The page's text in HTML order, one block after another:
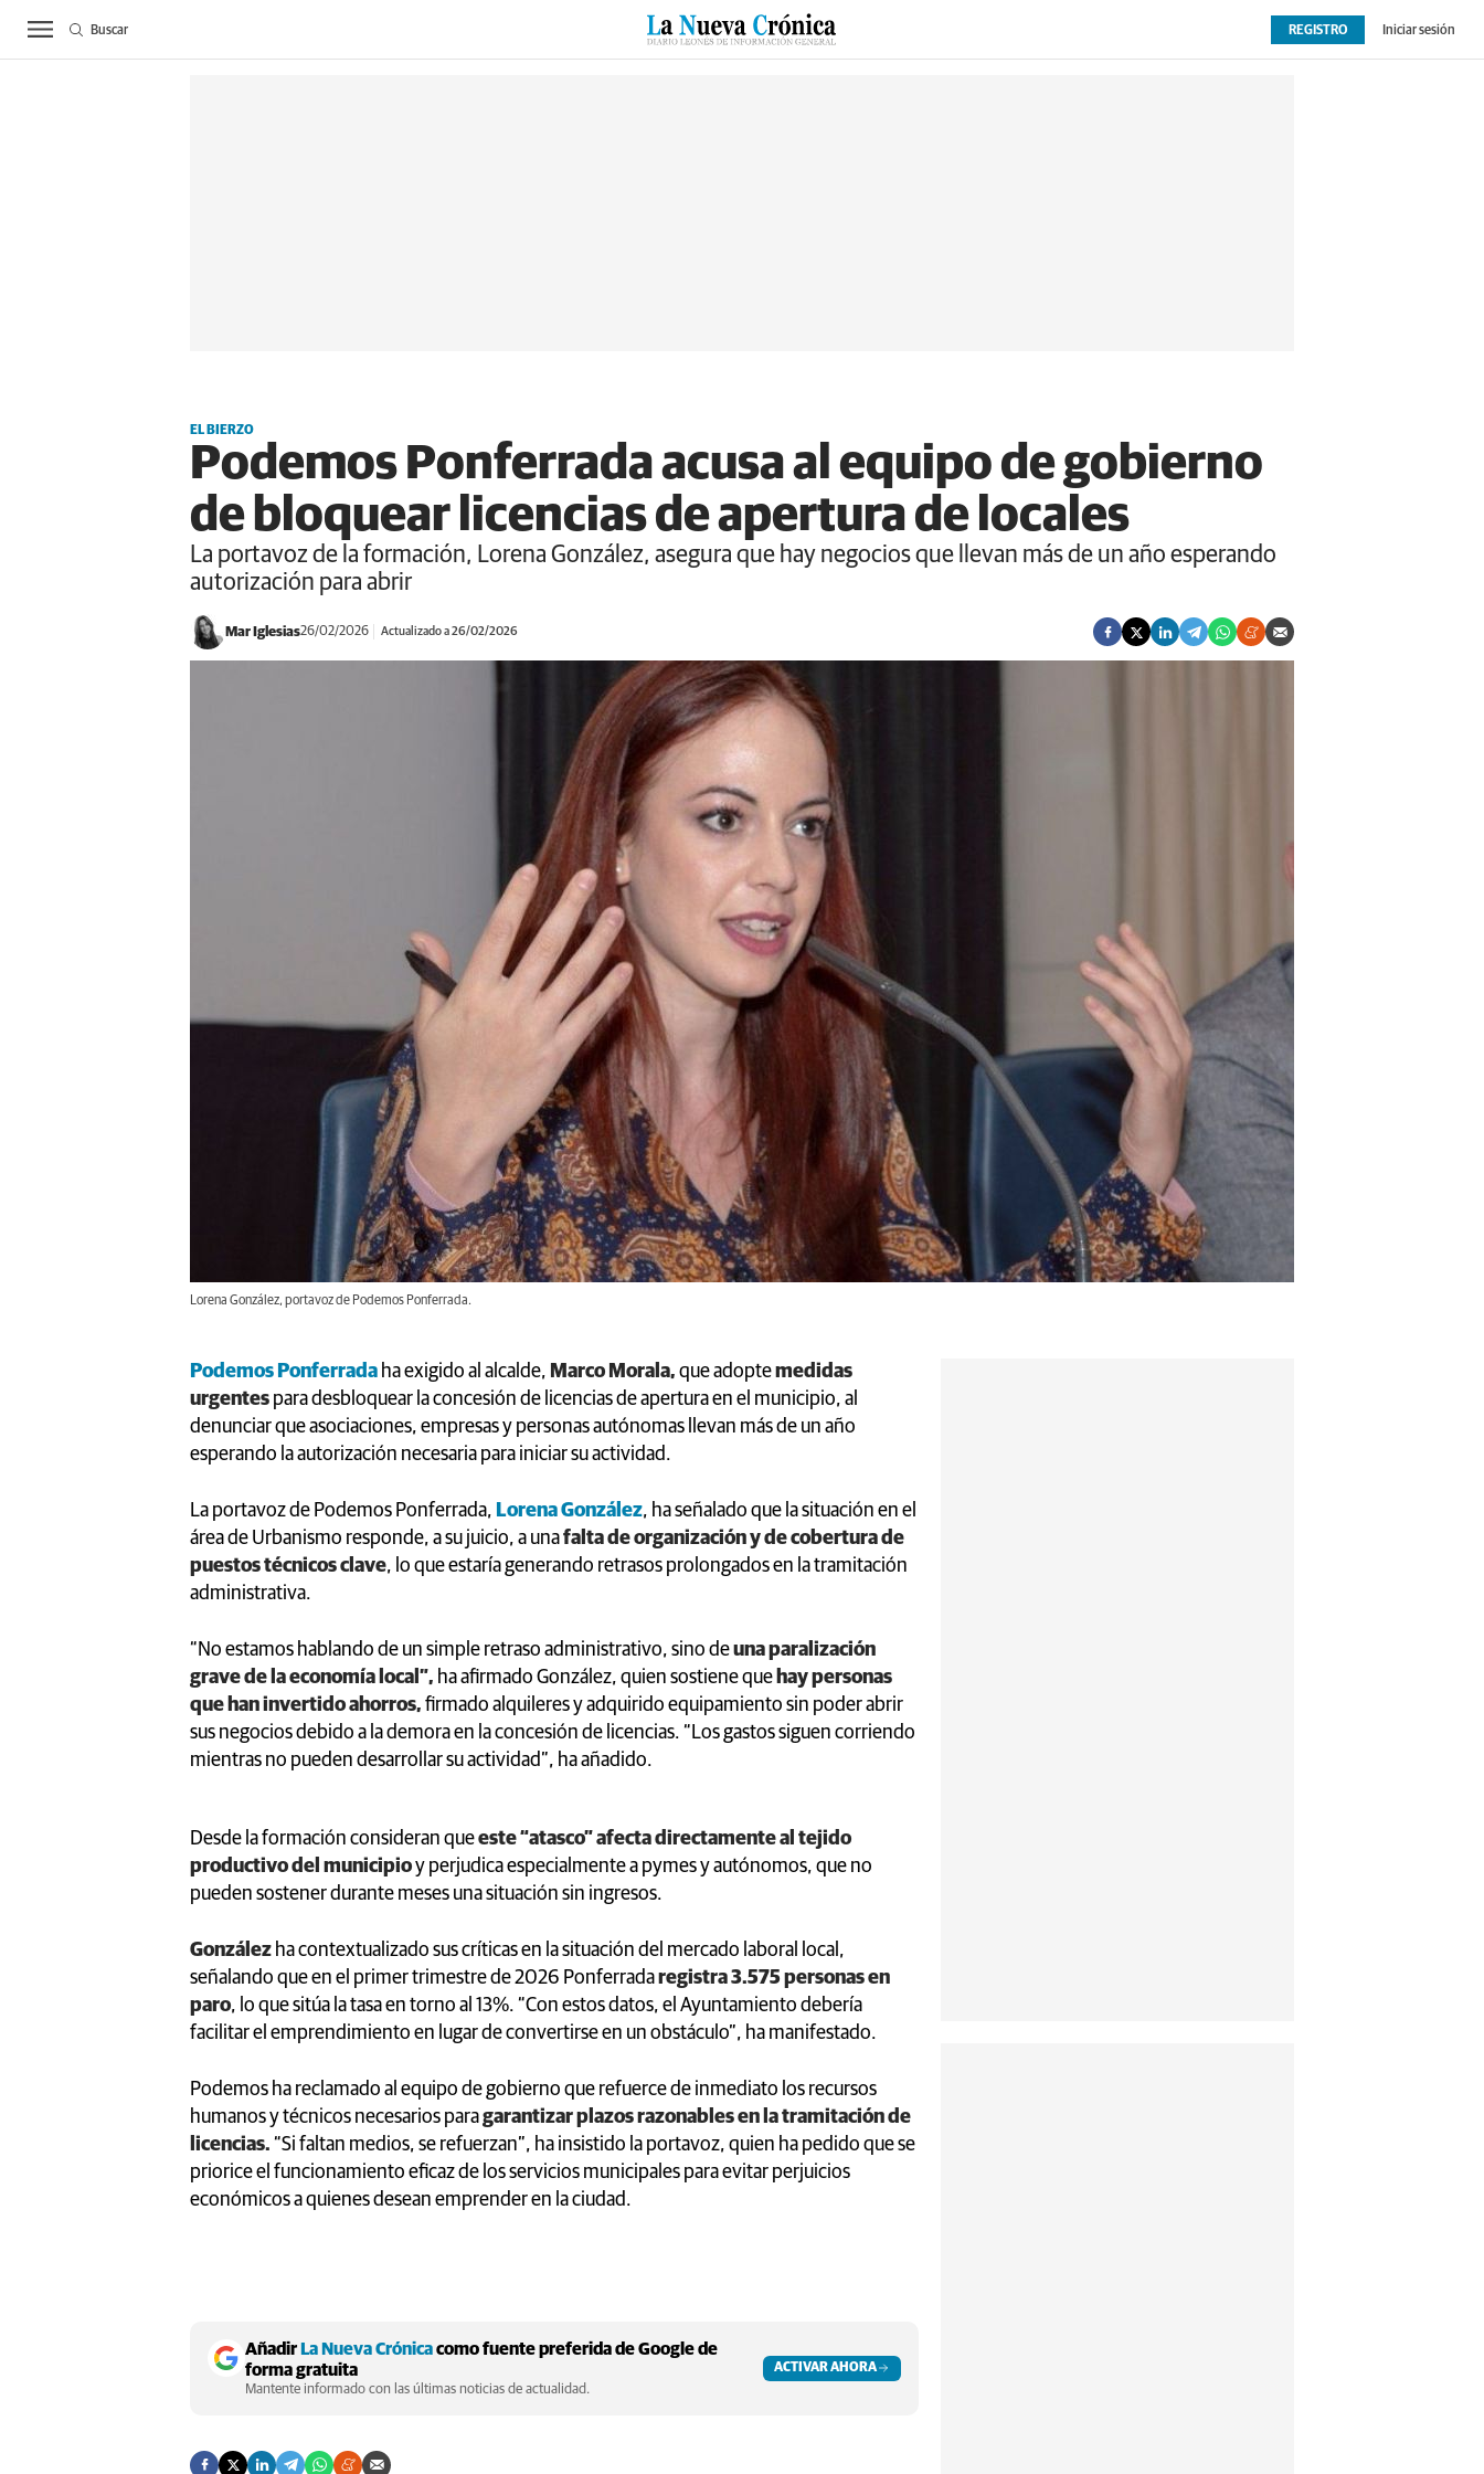
ACTUALIDAD BIERZO SUCESOS CULTURAS ESPECIALES DEPORTES OPINIÓN EXTRAS
REGISTRO Iniciar sesión
Buscar
EL BIERZO
Podemos Ponferrada acusa al equipo de gobierno
de bloquear licencias de apertura de locales
La portavoz de la formación, Lorena González, asegura que hay negocios que llevan más de un año esperando
autorización para abrir
Mar Iglesias26/02/2026 Actualizado a 26/02/2026
Lorena González, portavoz de Podemos Ponferrada.
Podemos Ponferrada ha exigido al alcalde, Marco Morala, que adoptemedidas
urgentes para desbloquear la concesión de licencias de apertura en el municipio, al
denunciar que asociaciones, empresas y personas autónomas llevan más de un año
esperando la autorización necesaria para iniciar su actividad.
La portavoz de Podemos Ponferrada, Lorena González, ha señalado que la situación en el
área de Urbanismo responde, a su juicio, a unafalta de organización y de cobertura de
puestos técnicos clave, lo que estaría generando retrasos prolongados en la tramitación
administrativa.
“No estamos hablando de un simple retraso administrativo, sino deuna paralización
grave de la economía local”, ha afirmado González, quien sostiene que hay personas
que han invertido ahorros, firmado alquileres y adquirido equipamiento sin poder abrir
sus negocios debido a la demora en la concesión de licencias. “Los gastos siguen corriendo
mientras no pueden desarrollar su actividad”, ha añadido.
Desde la formación consideran queeste “atasco” afecta directamente al tejido
productivo del municipioy perjudica especialmente a pymes y autónomos, que no
pueden sostener durante meses una situación sin ingresos.
González ha contextualizado sus críticas en la situación del mercado laboral local,
señalando que en el primer trimestre de 2026 Ponferradaregistra 3.575 personas en
paro, lo que sitúa la tasa en torno al 13%. “Con estos datos, el Ayuntamiento debería
facilitar el emprendimiento en lugar de convertirse en un obstáculo”, ha manifestado.
Podemos ha reclamado al equipo de gobierno que refuerce de inmediato los recursos
humanos y técnicos necesarios paragarantizar plazos razonables en la tramitación de
licencias. “Si faltan medios, se refuerzan”, ha insistido la portavoz, quien ha pedido que se
priorice el funcionamiento eficaz de los servicios municipales para evitar perjuicios
económicos a quienes desean emprender en la ciudad.
AñadirLa Nueva Crónicacomo fuente preferida de Google de
forma gratuita
Mantente informado con las últimas noticias de actualidad.
ACTIVAR AHORA